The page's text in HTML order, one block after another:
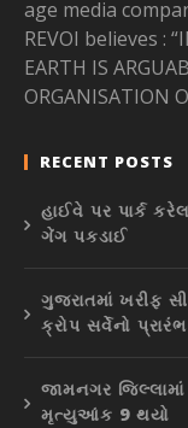
age media
REVOI believes :
EARTH IS
ORGANISATION
RECENT POSTS
હાઈવે પર પાર્ક
ગેંગ પકડાઈ
ગુજરાતમાં ખરીફ
ક્રોપ સર્વેનો પ્રારંભ
જામનગર જિલ્લામાં
મૃત્યુઆંક 9 થયો